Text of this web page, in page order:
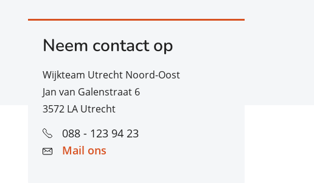
Neem contact op
Wijkteam Utrecht Noord-Oost
Jan van Galenstraat 6
3572 LA Utrecht
088 - 123 94 23
Mail ons